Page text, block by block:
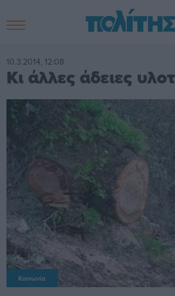
10.3.2014, 12:08
Κι άλλες άδειες
Κοινωνία